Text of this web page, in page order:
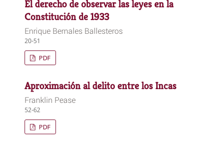
El derecho de observar las leyes en la
Constitución de 1933
Enrique Bernales Ballesteros
20-51
PDF
Aproximación al delito entre los Incas
Franklin Pease
52-62
PDF